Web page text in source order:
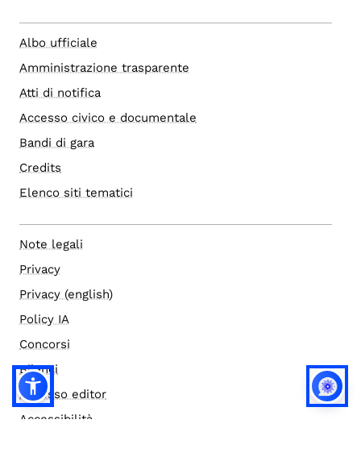
Albo ufficiale
Amministrazione trasparente
Atti di notifica
Accesso civico e documentale
Bandi di gara
Credits
Elenco siti tematici
Note legali
Privacy
Privacy (english)
Policy IA
Concorsi
Bilanci
Accesso editor
Accessibilità